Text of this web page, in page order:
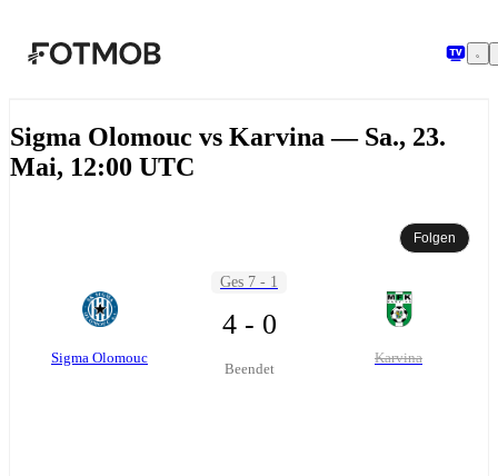
Sigma Olomouc vs Karvina — Sa., 23.
Mai, 12:00 UTC
Folgen
Sigma Olomouc
Ges 7 - 1
4 - 0
Beendet
Karvina